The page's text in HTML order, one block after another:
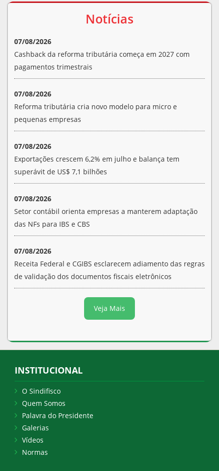
Notícias
07/08/2026
Cashback da reforma tributária começa em 2027 com
pagamentos trimestrais
07/08/2026
Reforma tributária cria novo modelo para micro e
pequenas empresas
07/08/2026
Exportações crescem 6,2% em julho e balança tem
superávit de US$ 7,1 bilhões
07/08/2026
Setor contábil orienta empresas a manterem adaptação
das NFs para IBS e CBS
07/08/2026
Receita Federal e CGIBS esclarecem adiamento das regras
de validação dos documentos fiscais eletrônicos
Veja Mais
INSTITUCIONAL
O Sindifisco
Quem Somos
Palavra do Presidente
Galerias
Vídeos
Normas